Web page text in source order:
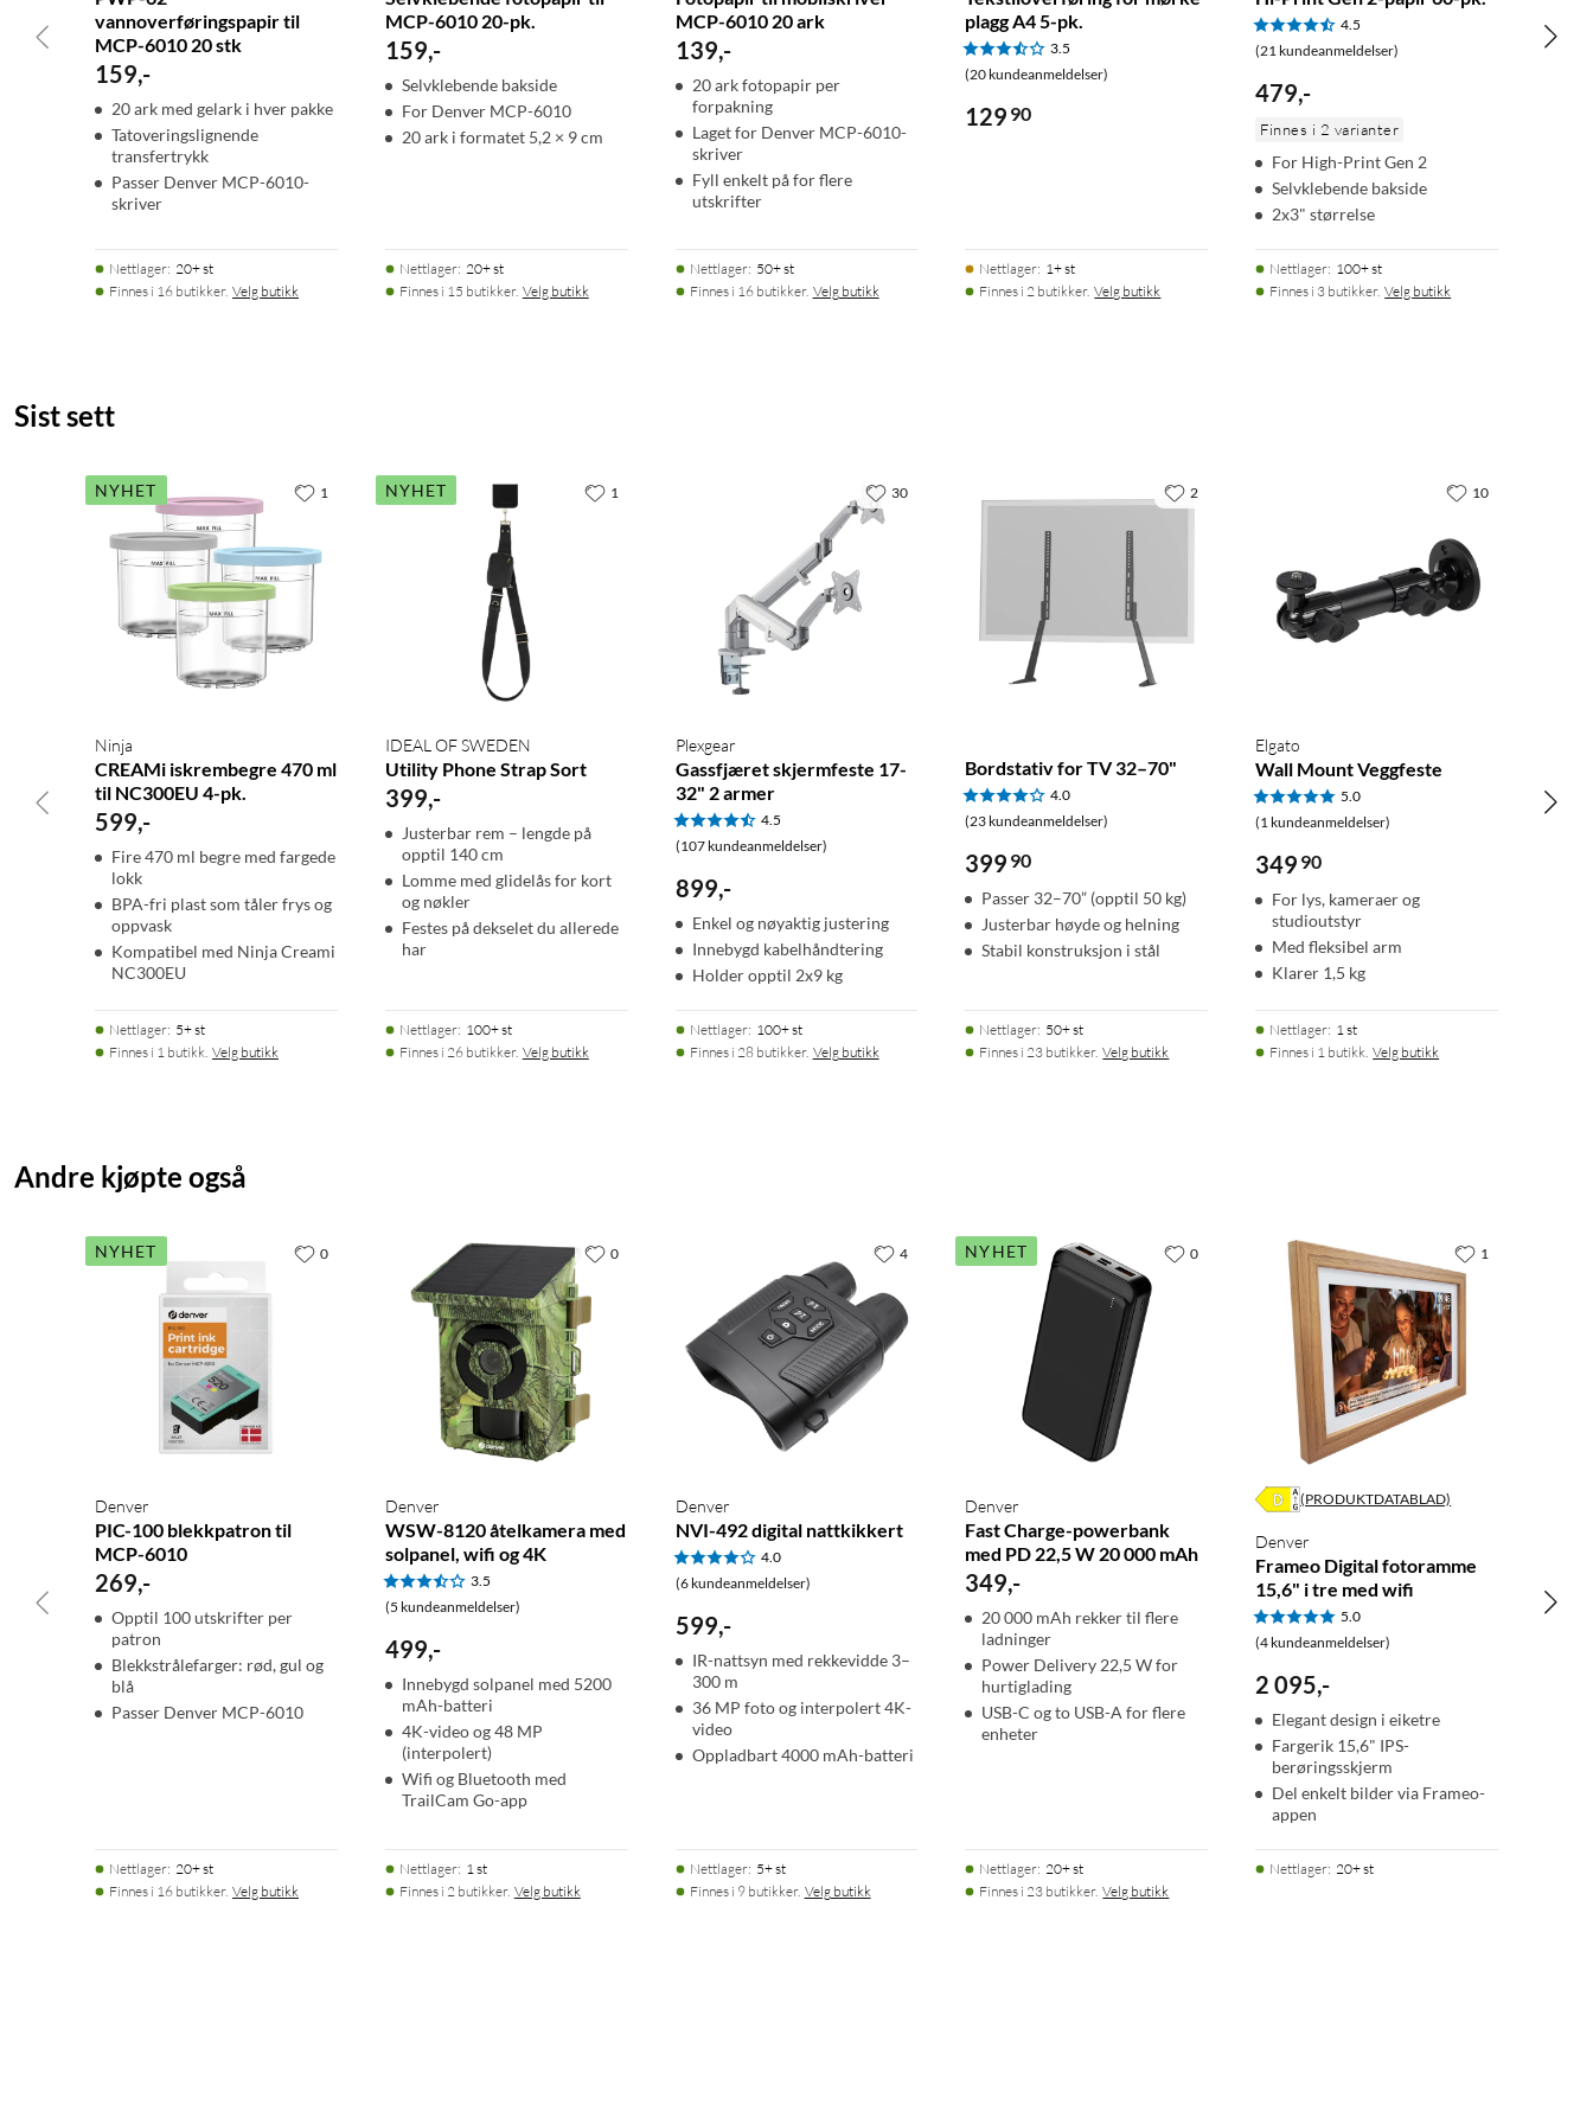
vannoverføringspapir til
MCP-6010 20 stk
159,-
20 ark med gelark i hver pakke
Tatoveringslignende
transfertrykk
Passer Denver MCP-6010-
skriver
Nettlager: 20+ st
Finnes i 16 butikker. Velg butikk
MCP-6010 20-pk.
159,-
Selvklebende bakside
For Denver MCP-6010
20 ark i formatet 5,2 × 9 cm
Nettlager: 20+ st
Finnes i 15 butikker. Velg butikk
MCP-6010 20 ark
139,-
20 ark fotopapir per
forpakning
Laget for Denver MCP-6010-
skriver
Fyll enkelt på for flere
utskrifter
Nettlager: 50+ st
Finnes i 16 butikker. Velg butikk
plagg A4 5-pk.
3.5
(20 kundeanmeldelser)
129 90
Nettlager: 1+ st
Finnes i 2 butikker. Velg butikk
4.5
(21 kundeanmeldelser)
479,-
Finnes i 2 varianter
For High-Print Gen 2
Selvklebende bakside
2x3" størrelse
Nettlager: 100+ st
Finnes i 3 butikker. Velg butikk
Sist sett
NYHET
Ninja
CREAMi iskrembegre 470 ml
til NC300EU 4-pk.
599,-
Fire 470 ml begre med fargede
lokk
BPA-fri plast som tåler frys og
oppvask
Kompatibel med Ninja Creami
NC300EU
Nettlager: 5+ st
Finnes i 1 butikk. Velg butikk
1 NYHET
IDEAL OF SWEDEN
Utility Phone Strap Sort
399,-
Justerbar rem – lengde på
opptil 140 cm
Lomme med glidelås for kort
og nøkler
Festes på dekselet du allerede
har
Nettlager: 100+ st
Finnes i 26 butikker. Velg butikk
1
Plexgear
Gassfjæret skjermfeste 17-
32" 2 armer
4.5
(107 kundeanmeldelser)
899,-
Enkel og nøyaktig justering
Innebygd kabelhåndtering
Holder opptil 2x9 kg
Nettlager: 100+ st
Finnes i 28 butikker. Velg butikk
30
Bordstativ for TV 32–70"
4.0
(23 kundeanmeldelser)
399 90
Passer 32–70” (opptil 50 kg)
Justerbar høyde og helning
Stabil konstruksjon i stål
Nettlager: 50+ st
Finnes i 23 butikker. Velg butikk
2
Elgato
Wall Mount Veggfeste
5.0
(1 kundeanmeldelser)
349 90
For lys, kameraer og
studioutstyr
Med fleksibel arm
Klarer 1,5 kg
Nettlager: 1 st
Finnes i 1 butikk. Velg butikk
10
Andre kjøpte også
NYHET
Denver
PIC-100 blekkpatron til
MCP-6010
269,-
Opptil 100 utskrifter per
patron
Blekkstrålefarger: rød, gul og
blå
Passer Denver MCP-6010
Nettlager: 20+ st
Finnes i 16 butikker. Velg butikk
0
Denver
WSW-8120 åtelkamera med
solpanel, wifi og 4K
3.5
(5 kundeanmeldelser)
499,-
Innebygd solpanel med 5200
mAh-batteri
4K-video og 48 MP
(interpolert)
Wifi og Bluetooth med
TrailCam Go-app
Nettlager: 1 st
Finnes i 2 butikker. Velg butikk
0
Denver
NVI-492 digital nattkikkert
4.0
(6 kundeanmeldelser)
599,-
IR-nattsyn med rekkevidde 3–
300 m
36 MP foto og interpolert 4K-
video
Oppladbart 4000 mAh-batteri
Nettlager: 5+ st
Finnes i 9 butikker. Velg butikk
4 NYHET
Denver
Fast Charge-powerbank
med PD 22,5 W 20 000 mAh
349,-
20 000 mAh rekker til flere
ladninger
Power Delivery 22,5 W for
hurtiglading
USB-C og to USB-A for flere
enheter
Nettlager: 20+ st
Finnes i 23 butikker. Velg butikk
0
(PRODUKTDATABLAD)
Denver
Frameo Digital fotoramme
15,6" i tre med wifi
5.0
(4 kundeanmeldelser)
2 095,-
Elegant design i eiketre
Fargerik 15,6" IPS-
berøringsskjerm
Del enkelt bilder via Frameo-
appen
Nettlager: 20+ st
1